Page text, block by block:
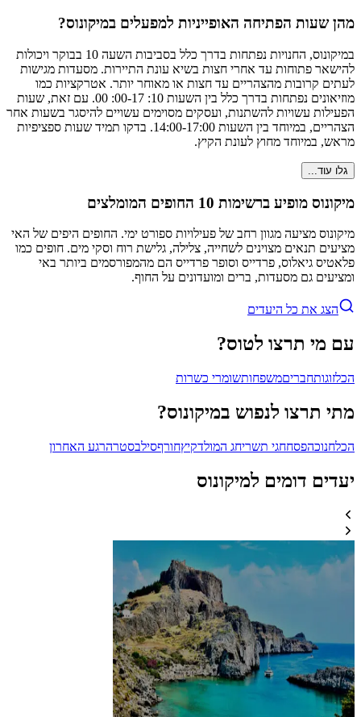
מהן שעות הפתיחה האופייניות למפעלים במיקונוס?
במיקונוס, החנויות נפתחות בדרך כלל בסביבות השעה 10 בבוקר ויכולות
להישאר פתוחות עד אחרי חצות בשיא עונת התיירות. מסעדות מגישות
לעתים קרובות מהצהריים עד חצות או מאוחר יותר. אטרקציות כמו
מוזיאונים נפתחות בדרך כלל בין השעות 10: 00-17: 00. עם זאת, שעות
הפעילות עשויות להשתנות, ועסקים מסוימים עשויים להיסגר בשעות אחר
הצהריים, במיוחד בין השעות 14:00-17:00. בדקו תמיד שעות ספציפיות
מראש, במיוחד מחוץ לעונת הקיץ.
גלו עוד...
מיקונוס מופיע ברשימות 10 החופים המומלצים
מיקונוס מציעה מגוון רחב של פעילויות ספורט ימי. החופים היפים של האי
מציעים תנאים מצוינים לשחייה, צלילה, גלישת רוח וסקי מים. חופים כמו
פלאטיס גיאלוס, פרדייס וסופר פרדייס הם מהמפורסמים ביותר באי
ומציעים גם מסעדות, ברים ומועדונים על החוף.
הצג את כל היעדים
עם מי תרצו לטוס?
הכלזוגותחבריםמשפחותשומרי כשרות
מתי תרצו לנפוש במיקונוס?
הכלחנוכהפסחחגי תשריחג המולדקיץחורףסילבסטרהרגע האחרון
יעדים דומים למיקונוס